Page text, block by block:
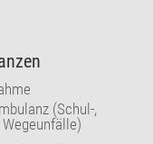
(Schul-,